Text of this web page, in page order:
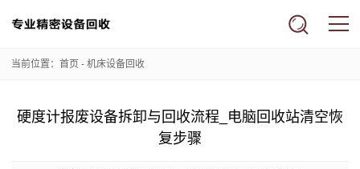
当前位置： 首页 - 机床设备回收
硬度计报废设备拆卸与回收流程_电脑回收站清空恢
复步骤